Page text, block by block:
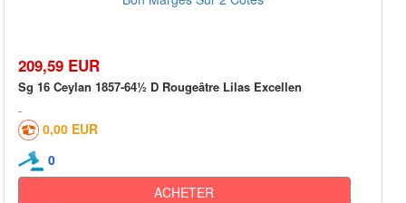
209,59 EUR
Sg 16 Ceylan 1857-64½ D Rougeâtre Lilas Excellen
0,00 EUR
0
ACHETER